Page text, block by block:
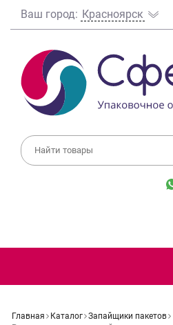
Ваш город: Красноярск
Главная Каталог Запайщики пакетов